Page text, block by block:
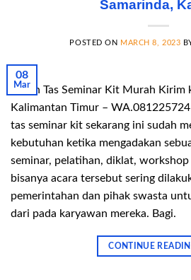
Samarinda,
POSTED ON MARCH 8, 2023
08
Mar
Pesan Tas Seminar Kit Murah Kirim
Kalimantan Timur –
tas seminar kit sekarang ini sudah
kebutuhan ketika mengadakan
seminar, pelatihan, diklat, workshop
bisanya acara tersebut sering
pemerintahan dan pihak swasta
dari pada karyawan mereka. Bagi.
CONTINUE